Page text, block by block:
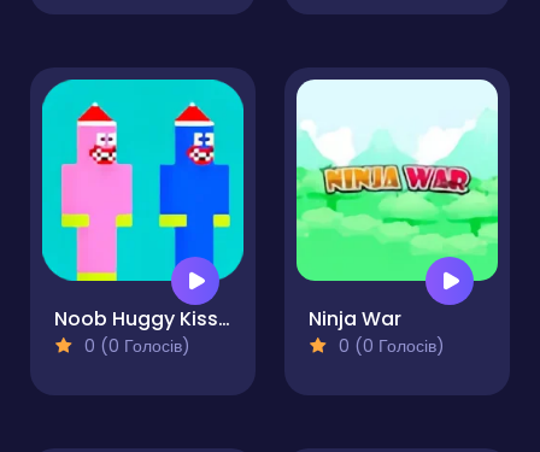
Noob Huggy Kissiy
0 (0 Голосів)
Ninja War
0 (0 Голосів)